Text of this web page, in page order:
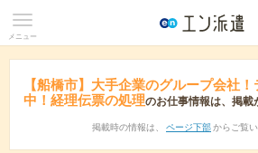
メニュー
【船橋市】大手企業のグループ会社
中！経理伝票の処理のお仕事情報は、掲載
掲載時の情報は、 ページ下部 からご覧